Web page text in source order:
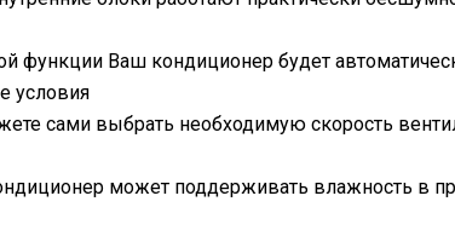
функции Ваш кондиционер будет
условия
сами выбрать необходимую скорость
может поддерживать влажность в